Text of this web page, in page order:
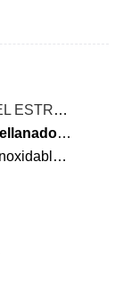
ANSI DE LOS VAGOS DEL ESTRUENDO GB ISO JIS
Tornillos penetrantes avellanados aumentados ahuecados cruz de la cabeza
Acero de carbono, acero inoxidable y etc.